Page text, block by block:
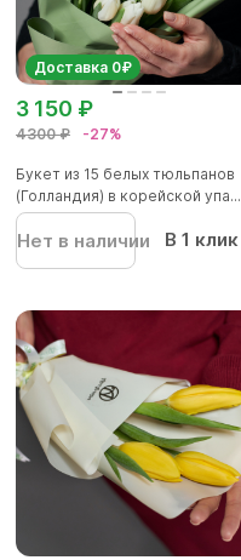
Доставка 0₽
4300 ₽ -27%
3 150 ₽
Букет из 15 белых тюльпанов
(Голландия) в корейской упа...
Нет в наличии В 1 клик